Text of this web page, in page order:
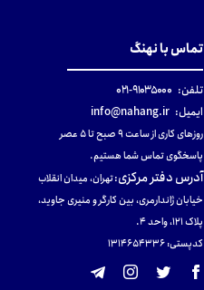
تماس با نهنگ
تلفن: ۹۱۰۳۵۰۰۰-۰۲۱
ایمیل: info@nahang.ir
روزهای کاری از ساعت ۹ صبح تا ۵ عصر
پاسخگوی تماس شما هستیم.
آدرس دفتر مرکزی:تهران، میدان انقلاب
خیابان ژاندارمری، بین کارگر و منیری جاوید،
پلاک 121، واحد ۴.
کدپستی: 131465433۶